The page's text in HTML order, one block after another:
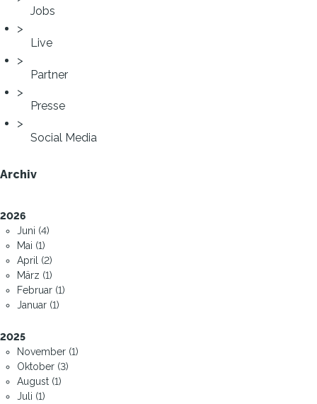
Jobs
Live
Partner
Presse
Social Media
Archiv
2026
Juni (4)
Mai (1)
April (2)
März (1)
Februar (1)
Januar (1)
2025
November (1)
Oktober (3)
August (1)
Juli (1)